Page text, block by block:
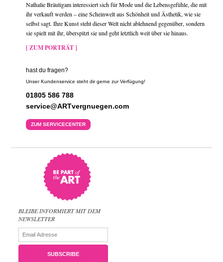
Nathalie Bräutigam interessiert sich für Mode und die Lebensgefühle, die mit
ihr verkauft werden – eine Scheinwelt aus Schönheit und Ästhetik, wie sie
selbst sagt. Ihre Kunst steht dieser Welt nicht ablehnend gegenüber, sondern
sie spielt mit ihr, überspitzt sie und geht letztlich weit über sie hinaus.
[ ZUM PORTRÄT ]
hast du fragen?
Unser Kundenservice steht dir gerne zur Verfügung!
01805 586 788
service@ARTvergnuegen.com
ZUM SERVICECENTER
BLEIBE INFORMIERT MIT DEM
NEWSLETTER